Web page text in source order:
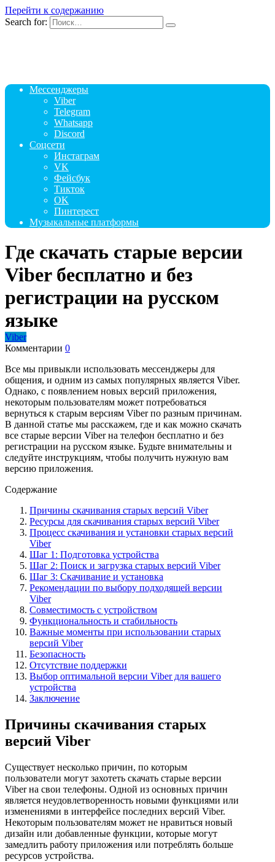
Перейти к содержанию
Search for:
Мессенджеры
Viber
Telegram
Whatsapp
Discord
Соцсети
Инстаграм
VK
Фейсбук
Тикток
OK
Пинтерест
Музыкальные платформы
Где скачать старые версии
Viber бесплатно и без
регистрации на русском
языке
Viber
Комментарии 0
Все мы привыкли использовать мессенджеры для
общения, и одним из самых популярных является Viber.
Однако, с появлением новых версий приложения,
некоторым пользователям может потребоваться
вернуться к старым версиям Viber по разным причинам.
В данной статье мы расскажем, где и как можно скачать
все старые версии Viber на телефон бесплатно и без
регистрации на русском языке. Будьте внимательны и
следуйте инструкциям, чтобы получить нужную вам
версию приложения.
Содержание
Причины скачивания старых версий Viber
Ресурсы для скачивания старых версий Viber
Процесс скачивания и установки старых версий
Viber
Шаг 1: Подготовка устройства
Шаг 2: Поиск и загрузка старых версий Viber
Шаг 3: Скачивание и установка
Рекомендации по выбору подходящей версии
Viber
Совместимость с устройством
Функциональность и стабильность
Важные моменты при использовании старых
версий Viber
Безопасность
Отсутствие поддержки
Выбор оптимальной версии Viber для вашего
устройства
Заключение
Причины скачивания старых
версий Viber
Существует несколько причин, по которым
пользователи могут захотеть скачать старые версии
Viber на свои телефоны. Одной из основных причин
является неудовлетворенность новыми функциями или
изменениями в интерфейсе последних версий Viber.
Некоторым пользователям может не нравиться новый
дизайн или добавленные функции, которые могут
замедлить работу приложения или потреблять больше
ресурсов устройства.